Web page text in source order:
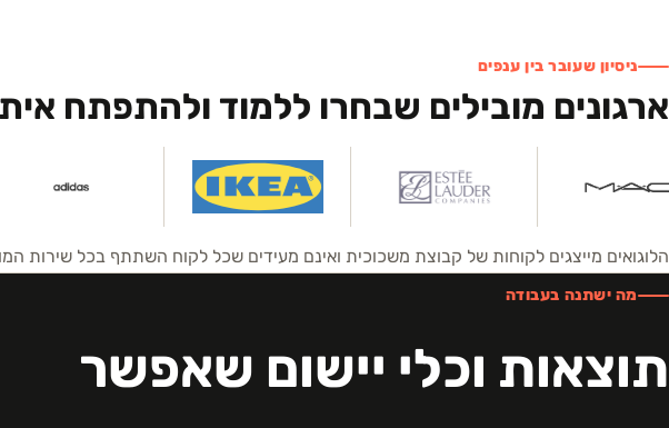
ניסיון שעובר בין ענפים
ארגונים מובילים שבחרו ללמוד ולהתפתח
הלוגואים מייצגים לקוחות של קבוצת משכוכית ואינם מעידים שכל לקוח השתתף בכל שירות
מה ישתנה בעבודה
תוצאות וכלי יישום שאפשר